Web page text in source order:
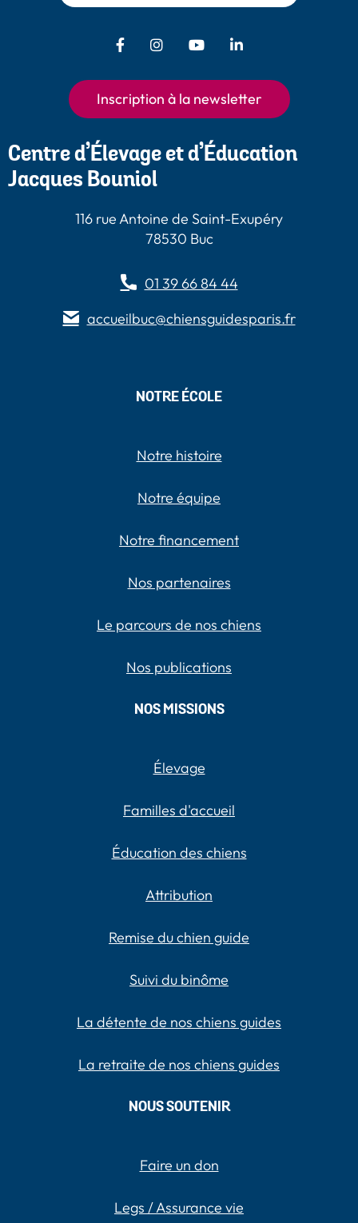
Facebook - Chiens Guides Paris
Instagram - Chiens Guides
Youtube - Chiens
Paris
Inscription à la newsletter
Centre d’Élevage et d’Éducation
Jacques Bouniol
116 rue Antoine de Saint-Exupéry
78530 Buc
01 39 66 84 44
accueilbuc@chiensguidesparis.fr
NOTRE ÉCOLE
Notre histoire
Notre équipe
Notre financement
Nos partenaires
Le parcours de nos chiens
Nos publications
NOS MISSIONS
Élevage
Familles d'accueil
Éducation des chiens
Attribution
Remise du chien guide
Suivi du binôme
La détente de nos chiens guides
La retraite de nos chiens guides
NOUS SOUTENIR
Faire un don
Legs / Assurance vie